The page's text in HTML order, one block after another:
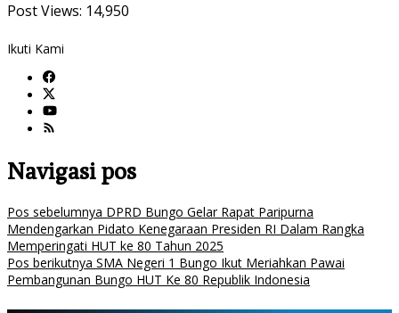
Post Views: 14,950
Ikuti Kami
Navigasi pos
Pos sebelumnya DPRD Bungo Gelar Rapat Paripurna
Mendengarkan Pidato Kenegaraan Presiden RI Dalam Rangka
Memperingati HUT ke 80 Tahun 2025
Pos berikutnya SMA Negeri 1 Bungo Ikut Meriahkan Pawai
Pembangunan Bungo HUT Ke 80 Republik Indonesia